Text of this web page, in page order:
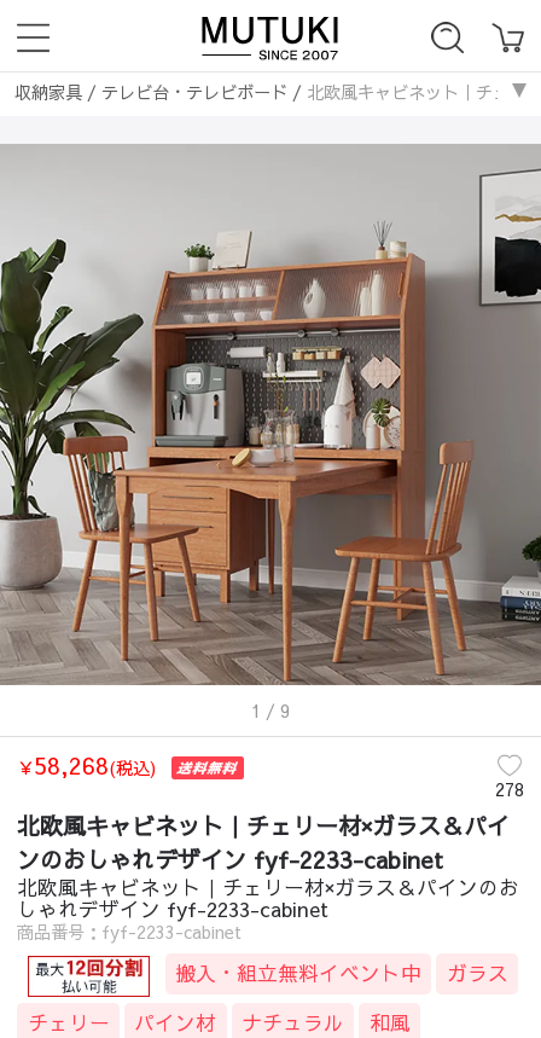
収納家具/ テレビ台・テレビボード / 北欧風キャビネット｜チェ
北欧風キャビネット｜チェリー材
北欧風キャビネット｜チェ
収納家具
収納棚・ボックス・ケース /
北欧風キャビネット｜チ
収納家具
食器棚・キッチンボード/ 北欧風キャビネット｜チェ
収納家具
ハンガーラック・ボールハンガー/北欧風キャビネット
収納家具/パイプ
北欧風キャビネット｜チェリー材×ガラス＆
収納家具/竹集成材/北欧風キャビネット｜チェリー材×ガラス＆
収納家具/無垢材/北欧風キャビネット｜チェリー材×ガラス＆パ
収納家具/ラタン編み/北欧風キャビネット｜チェリー材×ガラス
収納家具/ナチュラル/北欧風キャビネット｜チェリー材×ガラス
収納家具/ヴィンテージ/ 北欧風キャビネット｜チェリー材×ガラ
収納家具/カントリー/北欧風キャビネット｜チェリー材×ガラス
収納家具/ 北欧/北欧風キャビネット｜チェリー材×ガラス＆パイ
収納家具/モダン/北欧風キャビネット｜チェリー材×ガラス＆パ
収納家具/ 韓国風/北欧風キャビネット｜チェリー材×ガラス＆パ
収納家具/ライトリュクス/北欧風キャビネット｜チェリー材×ガ
収納家具/ゴージャス/北欧風キャビネット｜チェリー材×ガラス
1 / 9
￥58,268(税込)
278
北欧風キャビネット｜チェリー材×ガラス＆パイ
ンのおしゃれデザイン fyf-2233-cabinet
北欧風キャビネット｜チェリー材×ガラス＆パインのお
しゃれデザイン fyf-2233-cabinet
商品番号：fyf-2233-cabinet
搬入・組立無料イベント中
ガラス
チェリー
パイン材 ナチュラル 和風